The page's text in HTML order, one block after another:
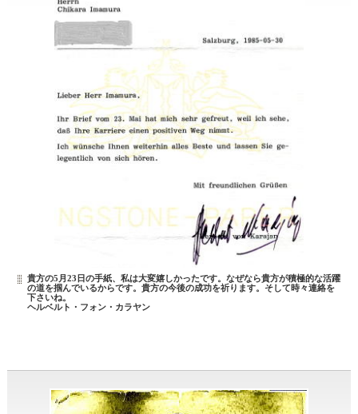
貴方の5月23日の手紙、私は大変嬉しかったです。なぜなら貴方が積極的な活躍
の道を掴んでいるからです。貴方の今後の成功を祈ります。そして時々連絡を
下さいね。
ヘルベルト・フォン・カラヤン